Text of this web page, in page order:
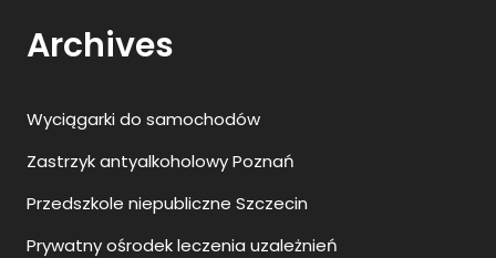
Archives
Wyciągarki do samochodów
Zastrzyk antyalkoholowy Poznań
Przedszkole niepubliczne Szczecin
Prywatny ośrodek leczenia uzależnień